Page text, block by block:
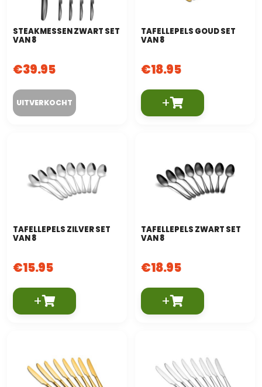
STEAKMESSEN ZWART SET
VAN 8
€39.95
TAFELLEPELS GOUD SET
VAN 8
€18.95
+
TAFELLEPELS ZILVER SET
VAN 8
€15.95
+
TAFELLEPELS ZWART SET
VAN 8
€18.95
+